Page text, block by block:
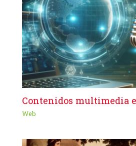
Contenidos multimedia
Web